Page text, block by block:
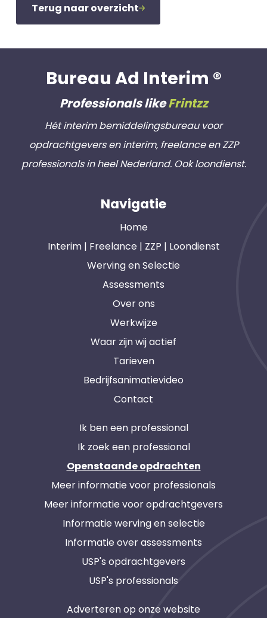
Terug naar overzicht
Bureau Ad Interim ®
Professionals likeFrintzz
Hét interim bemiddelingsbureau voor
opdrachtgevers en interim, freelance en ZZP
professionals in heel Nederland. Ook loondienst.
Navigatie
Home
Interim | Freelance | ZZP | Loondienst
Werving en Selectie
Assessments
Over ons
Werkwijze
Waar zijn wij actief
Tarieven
Bedrijfsanimatievideo
Contact
Ik ben een professional
Ik zoek een professional
Openstaande opdrachten
Meer informatie voor professionals
Meer informatie voor opdrachtgevers
Informatie werving en selectie
Informatie over assessments
USP's opdrachtgevers
USP's professionals
Adverteren op onze website